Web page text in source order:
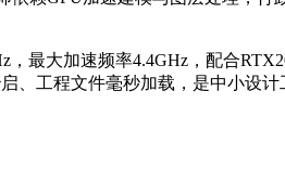
，最大加速频率4.4GHz，配合
、工程文件毫秒加载，是中小设计